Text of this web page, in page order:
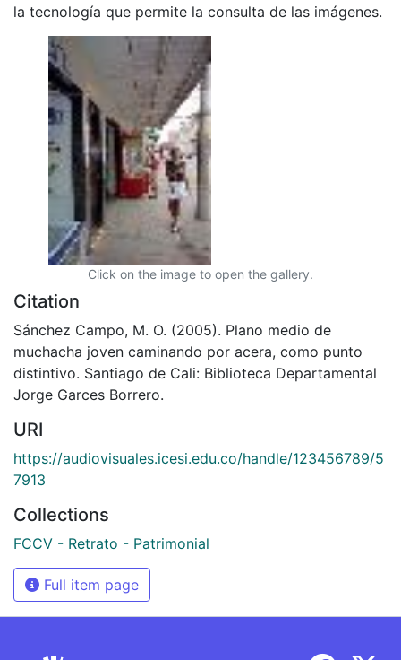
la tecnología que permite la consulta de las imágenes.
Click on the image to open the gallery.
Citation
Sánchez Campo, M. O. (2005). Plano medio de
muchacha joven caminando por acera, como punto
distintivo. Santiago de Cali: Biblioteca Departamental
Jorge Garces Borrero.
URI
https://audiovisuales.icesi.edu.co/handle/123456789/5
7913
Collections
FCCV - Retrato - Patrimonial
Full item page